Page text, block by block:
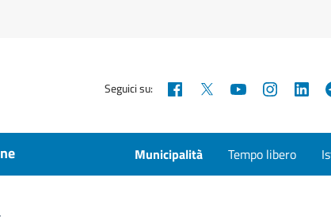
Seguici su: Facebook YouTube
Municipalità Tempo libero